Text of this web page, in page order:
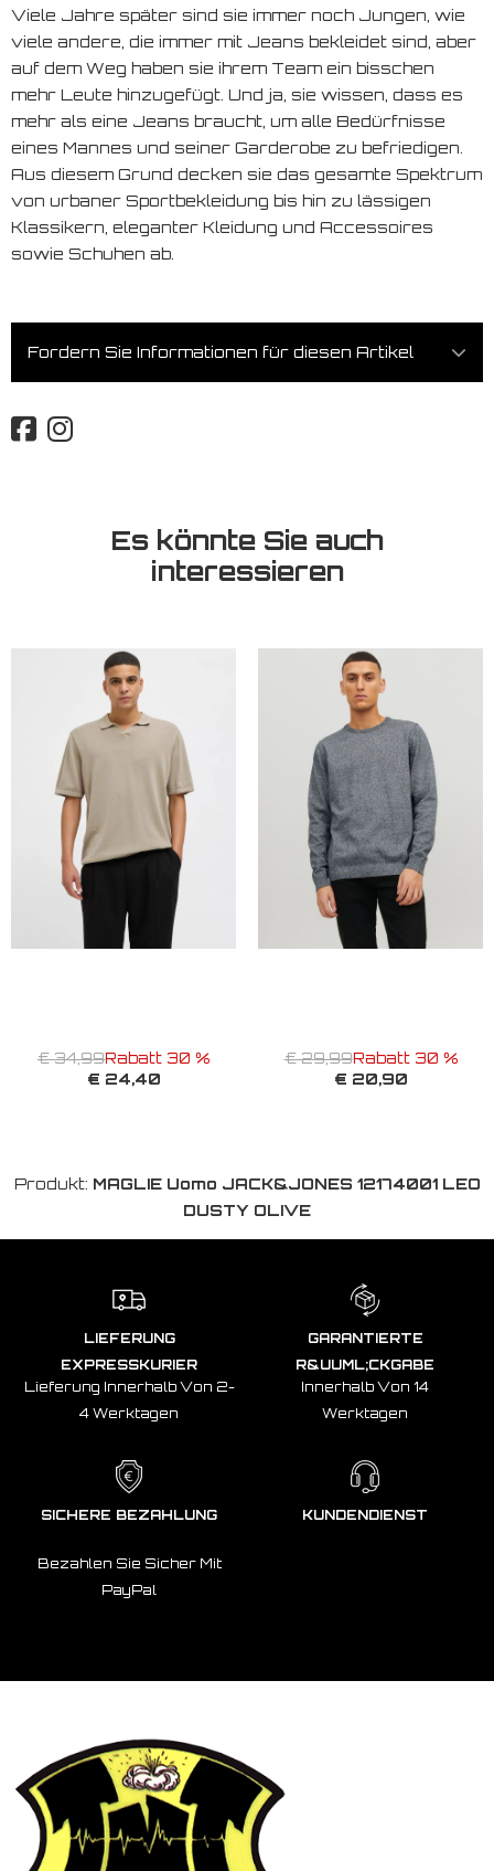
Viele Jahre später sind sie immer noch Jungen, wie
viele andere, die immer mit Jeans bekleidet sind, aber
auf dem Weg haben sie ihrem Team ein bisschen
mehr Leute hinzugefügt. Und ja, sie wissen, dass es
mehr als eine Jeans braucht, um alle Bedürfnisse
eines Mannes und seiner Garderobe zu befriedigen.
Aus diesem Grund decken sie das gesamte Spektrum
von urbaner Sportbekleidung bis hin zu lässigen
Klassikern, eleganter Kleidung und Accessoires
sowie Schuhen ab.
Fordern Sie Informationen für diesen Artikel
Es könnte Sie auch
interessieren
€ 34,99Rabatt 30 %
€ 24,40
€ 29,99Rabatt 30 %
€ 20,90
Produkt: MAGLIE Uomo JACK&JONES 12174001 LEO
DUSTY OLIVE
LIEFERUNG
EXPRESSKURIER
Lieferung Innerhalb Von 2-
4 Werktagen
GARANTIERTE
R&UUML;CKGABE
Innerhalb Von 14
Werktagen
SICHERE BEZAHLUNG
Bezahlen Sie Sicher Mit
PayPal
KUNDENDIENST